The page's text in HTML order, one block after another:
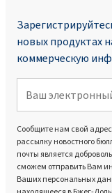
новых продуктах
коммерческую
Сообщите нам свой
рассылку новостного
почты является
сможем отправить Вам
Ваших персональных